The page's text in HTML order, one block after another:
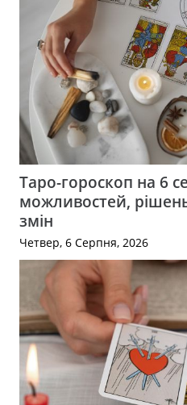
Таро-гороскоп на 6
можливостей,
змін
Четвер, 6 Серпня, 2026